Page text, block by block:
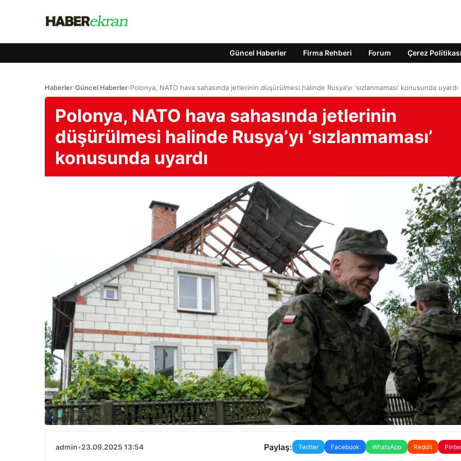
Güncel Haberler Firma Rehberi Forum Çerez Politikası
Haberler›Güncel Haberler›Polonya, NATO hava sahasında jetlerinin düşürülmesi halinde Rusya’yı ‘sızlanmaması’ konusunda uyardı
Polonya, NATO hava sahasında jetlerinin
düşürülmesi halinde Rusya’yı ‘sızlanmaması’
konusunda uyardı
admin•23.09.2025 13:54 Paylaş: Twitter Facebook WhatsApp Reddit